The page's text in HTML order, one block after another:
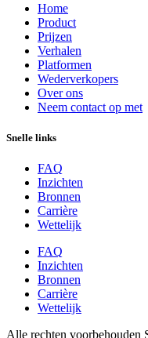
Home
Product
Prijzen
Verhalen
Platformen
Wederverkopers
Over ons
Neem contact op met
Snelle links
FAQ
Inzichten
Bronnen
Carrière
Wettelijk
FAQ
Inzichten
Bronnen
Carrière
Wettelijk
Alle rechten voorbehouden